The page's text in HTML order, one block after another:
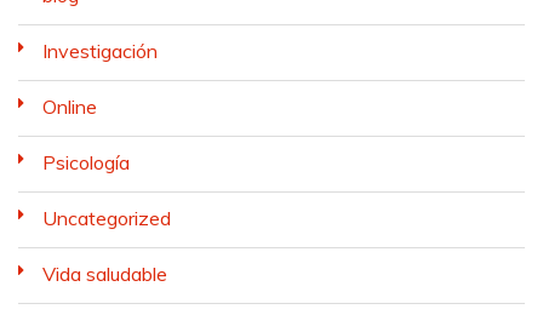
Investigación
Online
Psicología
Uncategorized
Vida saludable